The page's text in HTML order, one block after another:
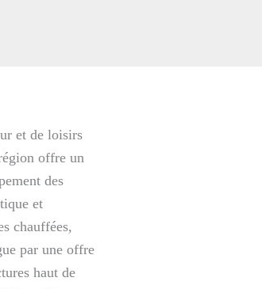
et de loisirs
offre un
des
et
chauffées,
par une offre
haut de